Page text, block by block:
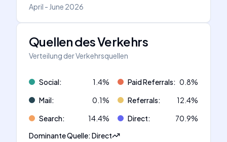
April - June 2026
Quellen des Verkehrs
Verteilung der Verkehrsquellen
Social: 1.4% Paid Referrals: 0.8%
Mail: 0.1% Referrals: 12.4%
Search: 14.4% Direct: 70.9%
Dominante Quelle:Direct